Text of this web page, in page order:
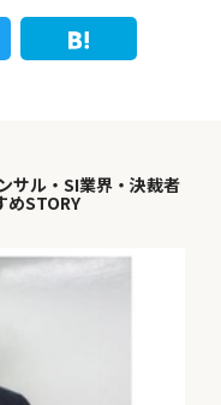
サル・SI業界・決裁者
めSTORY